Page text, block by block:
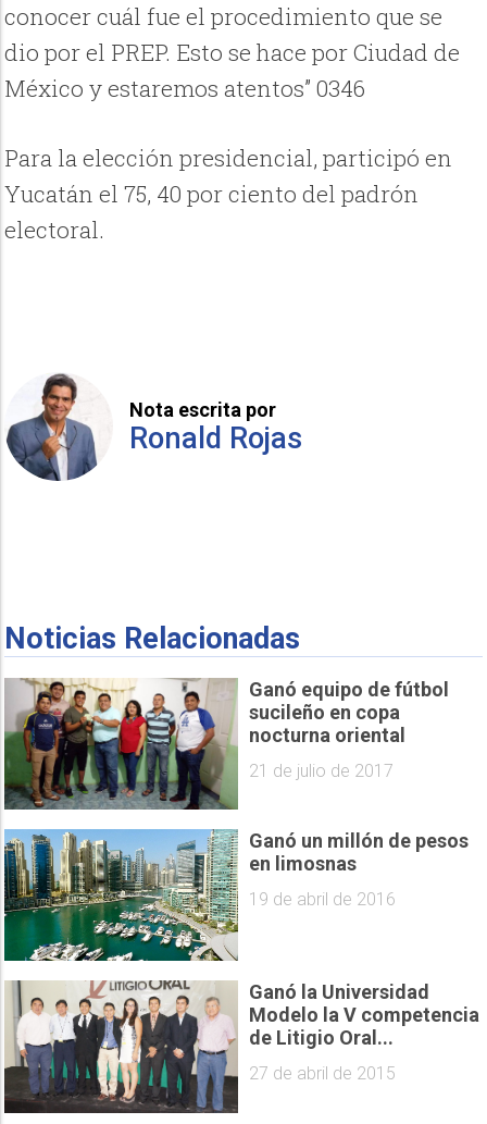
conocer cuál fue el procedimiento que se
dio por el PREP. Esto se hace por Ciudad de
México y estaremos atentos” 0346
Para la elección presidencial, participó en
Yucatán el 75, 40 por ciento del padrón
electoral.
Nota escrita por
Ronald Rojas
Noticias Relacionadas
Ganó equipo de fútbol
sucileño en copa
nocturna oriental
21 de julio de 2017
Ganó un millón de pesos
en limosnas
19 de abril de 2016
Ganó la Universidad
Modelo la V competencia
de Litigio Oral...
27 de abril de 2015